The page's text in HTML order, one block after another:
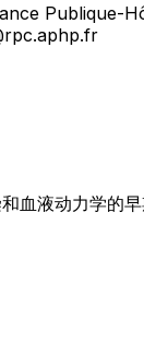
Publique-
血液动力学的